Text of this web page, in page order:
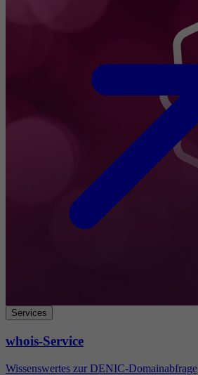
Services
whois-Service
Wissenswertes zur DENIC-Domainabfrage